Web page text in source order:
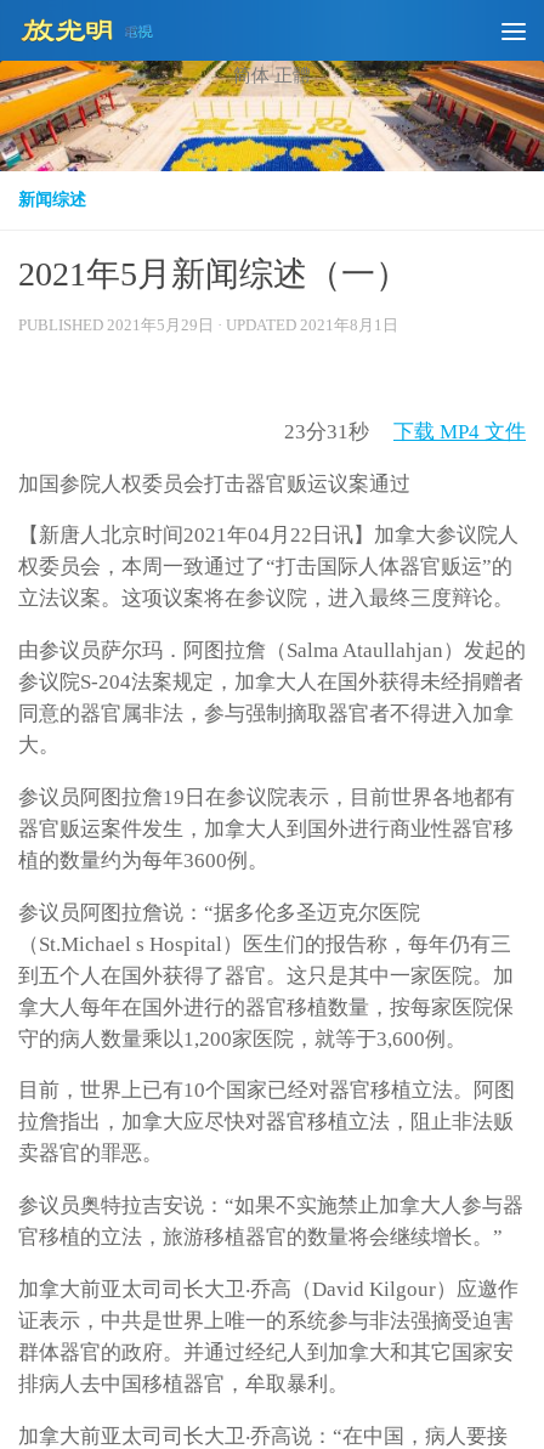
Skip to content
简体 正體
新闻综述
2021年5月新闻综述（一）
PUBLISHED 2021年5月29日 · UPDATED 2021年8月1日
23分31秒 下载 MP4 文件
加国参院人权委员会打击器官贩运议案通过
【新唐人北京时间2021年04月22日讯】加拿大参议院人
权委员会，本周一致通过了“打击国际人体器官贩运”的
立法议案。这项议案将在参议院，进入最终三度辩论。
由参议员萨尔玛．阿图拉詹（Salma Ataullahjan）发起的
参议院S-204法案规定，加拿大人在国外获得未经捐赠者
同意的器官属非法，参与强制摘取器官者不得进入加拿
大。
参议员阿图拉詹19日在参议院表示，目前世界各地都有
器官贩运案件发生，加拿大人到国外进行商业性器官移
植的数量约为每年3600例。
参议员阿图拉詹说：“据多伦多圣迈克尔医院
（St.Michael s Hospital）医生们的报告称，每年仍有三
到五个人在国外获得了器官。这只是其中一家医院。加
拿大人每年在国外进行的器官移植数量，按每家医院保
守的病人数量乘以1,200家医院，就等于3,600例。
目前，世界上已有10个国家已经对器官移植立法。阿图
拉詹指出，加拿大应尽快对器官移植立法，阻止非法贩
卖器官的罪恶。
参议员奥特拉吉安说：“如果不实施禁止加拿大人参与器
官移植的立法，旅游移植器官的数量将会继续增长。”
加拿大前亚太司司长大卫‧乔高（David Kilgour）应邀作
证表示，中共是世界上唯一的系统参与非法强摘受迫害
群体器官的政府。并通过经纪人到加拿大和其它国家安
排病人去中国移植器官，牟取暴利。
加拿大前亚太司司长大卫‧乔高说：“在中国，病人要接